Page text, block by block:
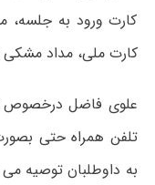
کارت ورود به جلسه،
کارت ملی، مداد مشکی
علوی فاضل درخصوص
تلفن همراه حتی
به داوطلبان توصیه